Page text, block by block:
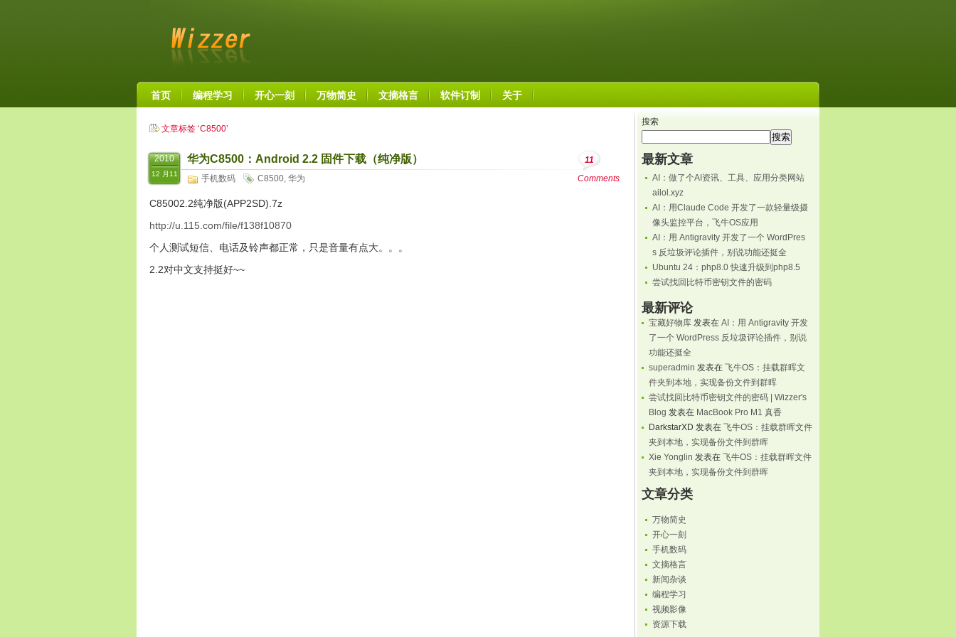
首页 编程学习 开心一刻 万物简史 文摘格言 软件订制 关于
文章标签 ‘C8500’
2010
12 月11
华为C8500：Android 2.2 固件下载（纯净版）
手机数码 C8500, 华为
11
Comments
C85002.2纯净版(APP2SD).7z
http://u.115.com/file/f138f10870
个人测试短信、电话及铃声都正常，只是音量有点大。。。
2.2对中文支持挺好~~
搜索
搜索
最新文章
AI：做了个AI资讯、工具、应用分类网站
ailol.xyz
AI：用Claude Code 开发了一款轻量级摄
像头监控平台，飞牛OS应用
AI：用 Antigravity 开发了一个 WordPres
s 反垃圾评论插件，别说功能还挺全
Ubuntu 24：php8.0 快速升级到php8.5
尝试找回比特币密钥文件的密码
最新评论
宝藏好物库 发表在 AI：用 Antigravity 开发
了一个 WordPress 反垃圾评论插件，别说
功能还挺全
superadmin 发表在 飞牛OS：挂载群晖文
件夹到本地，实现备份文件到群晖
尝试找回比特币密钥文件的密码 | Wizzer's
Blog 发表在 MacBook Pro M1 真香
DarkstarXD 发表在 飞牛OS：挂载群晖文件
夹到本地，实现备份文件到群晖
Xie Yonglin 发表在 飞牛OS：挂载群晖文件
夹到本地，实现备份文件到群晖
文章分类
万物简史
开心一刻
手机数码
文摘格言
新闻杂谈
编程学习
视频影像
资源下载